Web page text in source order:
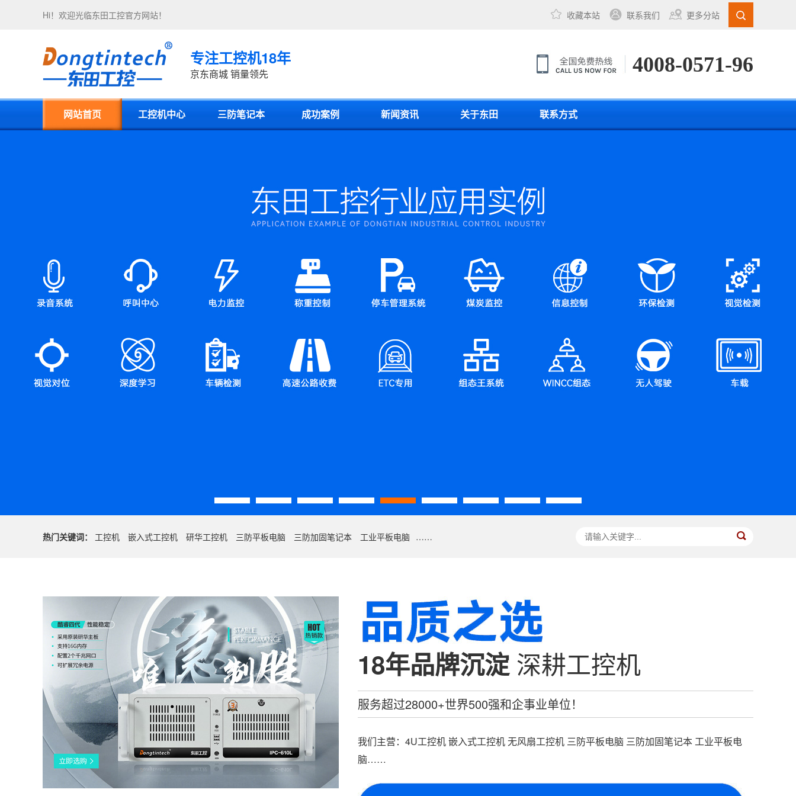
收藏本站 联系我们 更多分站
Hi！欢迎光临东田工控官方网站！
专注工控机18年
京东商城 销量领先 4008-0571-96
网站首页 工控机中心 三防笔记本 成功案例 新闻资讯 关于东田 联系方式
热门关键词： 工控机 嵌入式工控机 研华工控机 三防平板电脑 三防加固笔记本 工业平板电脑 ……
18年品牌沉淀 深耕工控机
服务超过28000+世界500强和企事业单位！
我们主营：4U工控机 嵌入式工控机 无风扇工控机 三防平板电脑 三防加固笔记本 工业平板电
脑……